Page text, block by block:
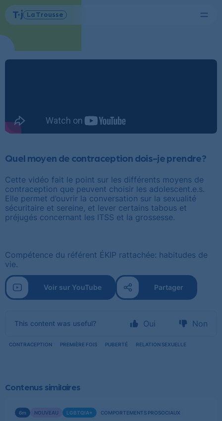
Tel-
jeunes
La Trousse
Page
d'accueil
Menu
Quel moyen de contraception dois-je prendre?
Cette vidéo fait le point sur les différents moyens de
contraception que peuvent choisir les adolescent.e.s.
Elle permet d’ouvrir la conversation sur la sexualité
sécuritaire et sereine, et lever certains tabous et
préjugés concernant les ITSS et la grossesse.
Compétence du référent ÉKIP rattachée: habitudes de
vie.
Voir sur YouTube Partager
This content was useful? Oui Non
CONTRACEPTION PREMIÈRE FOIS PUBERTÉ RELATION SEXUELLE
Contenus similaires
6m NOUVEAU LGBTQIA+ COMPORTEMENTS PROSOCIAUX
plus